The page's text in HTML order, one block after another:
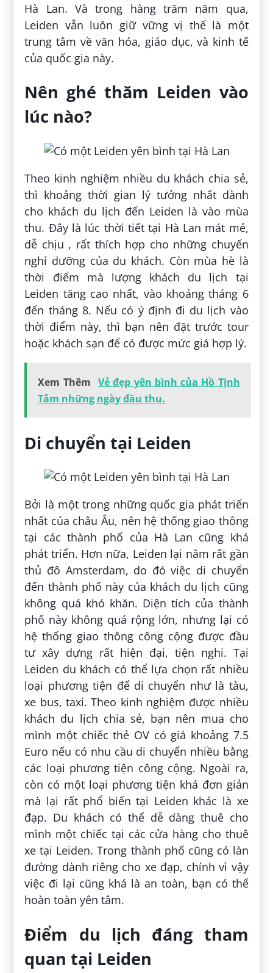
Hà Lan. Và trong hàng trăm năm qua,
Leiden vẫn luôn giữ vững vị thế là một
trung tâm về văn hóa, giáo dục, và kinh tế
của quốc gia này.
Nên ghé thăm Leiden vào
lúc nào?
Theo kinh nghiệm nhiều du khách chia sẻ,
thì khoảng thời gian lý tưởng nhất dành
cho khách du lịch đến Leiden là vào mùa
thu. Đây là lúc thời tiết tại Hà Lan mát mẻ,
dễ chịu , rất thích hợp cho những chuyến
nghỉ dưỡng của du khách. Còn mùa hè là
thời điểm mà lượng khách du lịch tại
Leiden tăng cao nhất, vào khoảng tháng 6
đến tháng 8. Nếu có ý định đi du lịch vào
thời điểm này, thì bạn nên đặt trước tour
hoặc khách sạn để có được mức giá hợp lý.
Xem Thêm Vẻ đẹp yên bình của Hồ Tịnh
Tâm những ngày đầu thu.
Di chuyển tại Leiden
Bởi là một trong những quốc gia phát triển
nhất của châu Âu, nên hệ thống giao thông
tại các thành phố của Hà Lan cũng khá
phát triển. Hơn nữa, Leiden lại nằm rất gần
thủ đô Amsterdam, do đó việc di chuyển
đến thành phố này của khách du lịch cũng
không quá khó khăn. Diện tích của thành
phố này không quá rộng lớn, nhưng lại có
hệ thống giao thông công cộng được đầu
tư xây dựng rất hiện đại, tiện nghi. Tại
Leiden du khách có thể lựa chọn rất nhiều
loại phương tiện để di chuyển như là tàu,
xe bus, taxi. Theo kinh nghiệm được nhiều
khách du lịch chia sẻ, bạn nên mua cho
mình một chiếc thẻ OV có giá khoảng 7.5
Euro nếu có nhu cầu di chuyển nhiều bằng
các loại phương tiện công cộng. Ngoài ra,
còn có một loại phương tiện khá đơn giản
mà lại rất phổ biến tại Leiden khác là xe
đạp. Du khách có thể dễ dàng thuê cho
mình một chiếc tại các cửa hàng cho thuê
xe tại Leiden. Trong thành phố cũng có làn
đường dành riêng cho xe đạp, chính vì vậy
việc đi lại cũng khá là an toàn, bạn có thể
hoàn toàn yên tâm.
Điểm du lịch đáng tham
quan tại Leiden